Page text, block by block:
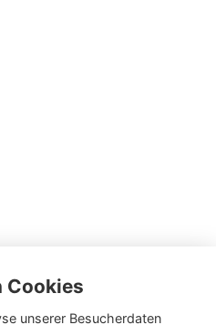
Cookies
unserer Besucherdaten